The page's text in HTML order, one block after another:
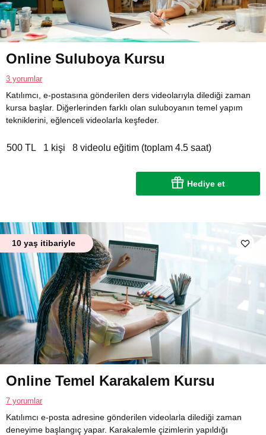
Online Suluboya Kursu
3 yorumlar
Katılımcı, e-postasına gönderilen ders videolarıyla dilediği zaman
kursa başlar. Diğerlerinden farklı olan suluboyanın temel yapım
tekniklerini, eğlenceli videolarla keşfeder.
500 TL 1 kişi 8 videolu eğitim (toplam 4.5 saat)
Hediye et
10 yaş itibariyle
Online Temel Karakalem Kursu
7 yorumlar
Katılımcı e-posta adresine gönderilen videolarla dilediği zaman
deneyime başlangıç yapar. Karakalemle çizimlerin yapıldığı